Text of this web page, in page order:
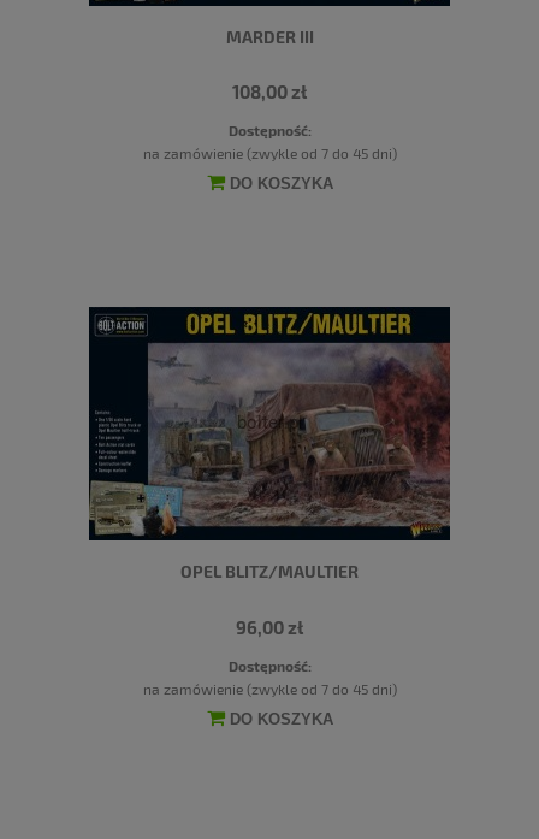
MARDER III
108,00 zł
Dostępność:
na zamówienie (zwykle od 7 do 45 dni)
DO KOSZYKA
OPEL BLITZ/MAULTIER
96,00 zł
Dostępność:
na zamówienie (zwykle od 7 do 45 dni)
DO KOSZYKA